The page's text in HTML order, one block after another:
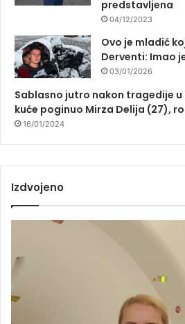
predstavljena
04/12/2023
Ovo je mladić
Derventi: Imao
03/01/2026
Sablasno jutro nakon tragedije u
kuće poginuo Mirza Delija (27),
16/01/2024
Izdvojeno